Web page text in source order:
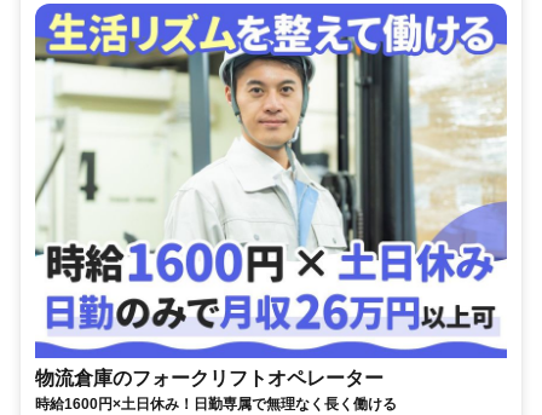
物流倉庫のフォークリフトオペレーター
時給1600円×土日休み！日勤専属で無理なく長く働ける